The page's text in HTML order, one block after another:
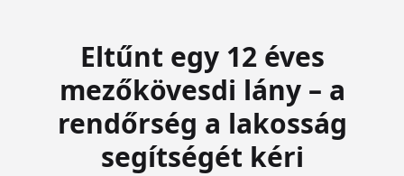
Eltűnt egy 12 éves
mezőkövesdi lány – a
rendőrség a lakosság
segítségét kéri